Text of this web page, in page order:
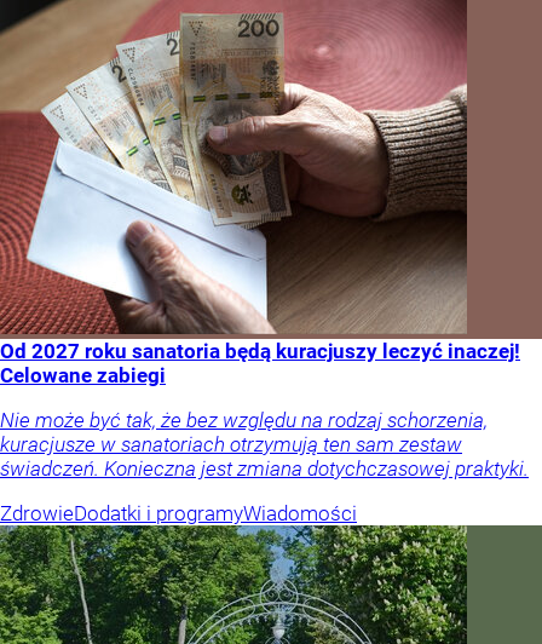
Od 2027 roku sanatoria będą kuracjuszy leczyć inaczej!
Celowane zabiegi
Nie może być tak, że bez względu na rodzaj schorzenia,
kuracjusze w sanatoriach otrzymują ten sam zestaw
świadczeń. Konieczna jest zmiana dotychczasowej praktyki.
ZdrowieDodatki i programyWiadomości